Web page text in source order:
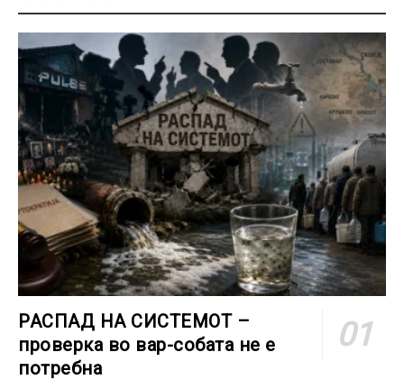
РАСПАД НА СИСТЕМОТ –
проверка во вар-собата не е
потребна